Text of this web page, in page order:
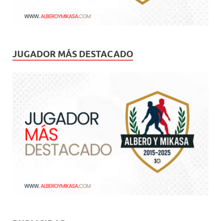
JUGADOR MÁS DESTACADO